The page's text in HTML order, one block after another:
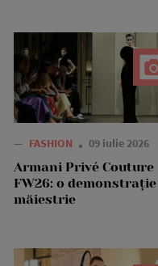
— FASHION 09 iulie 2026
Armani Privé Couture
FW26: o demonstrație
măiestrie